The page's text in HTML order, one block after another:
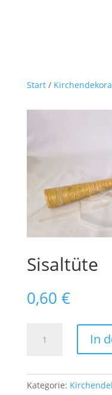
Start/
Sisaltüte
0,60 €
Menge
In
Kategorie: